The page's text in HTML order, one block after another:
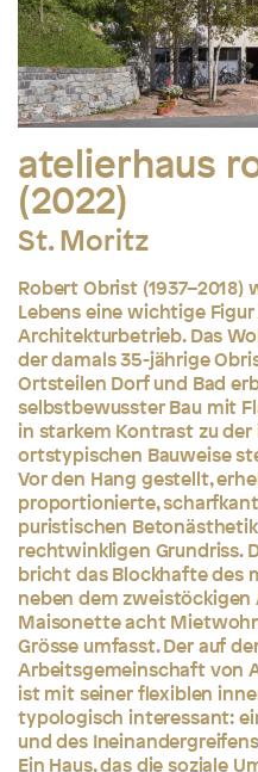
atelierhaus
(2022)
St. Moritz
Robert Obrist
Lebens eine wichtige
Architekturbetrieb. Das
der damals 35-jährige
Ortsteilen Dorf und Bad
selbstbewusster Bau mit
in starkem Kontrast zu der
ortstypischen Bauweise
Vor den Hang gestellt,
proportionierte,
puristischen
rechtwinkligen Grundriss.
bricht das Blockhafte des
neben dem
Maisonette acht
Grösse umfasst. Der auf
Arbeitsgemeinschaft von
ist mit seiner flexiblen
typologisch interessant:
und des
Ein Haus, das die soziale